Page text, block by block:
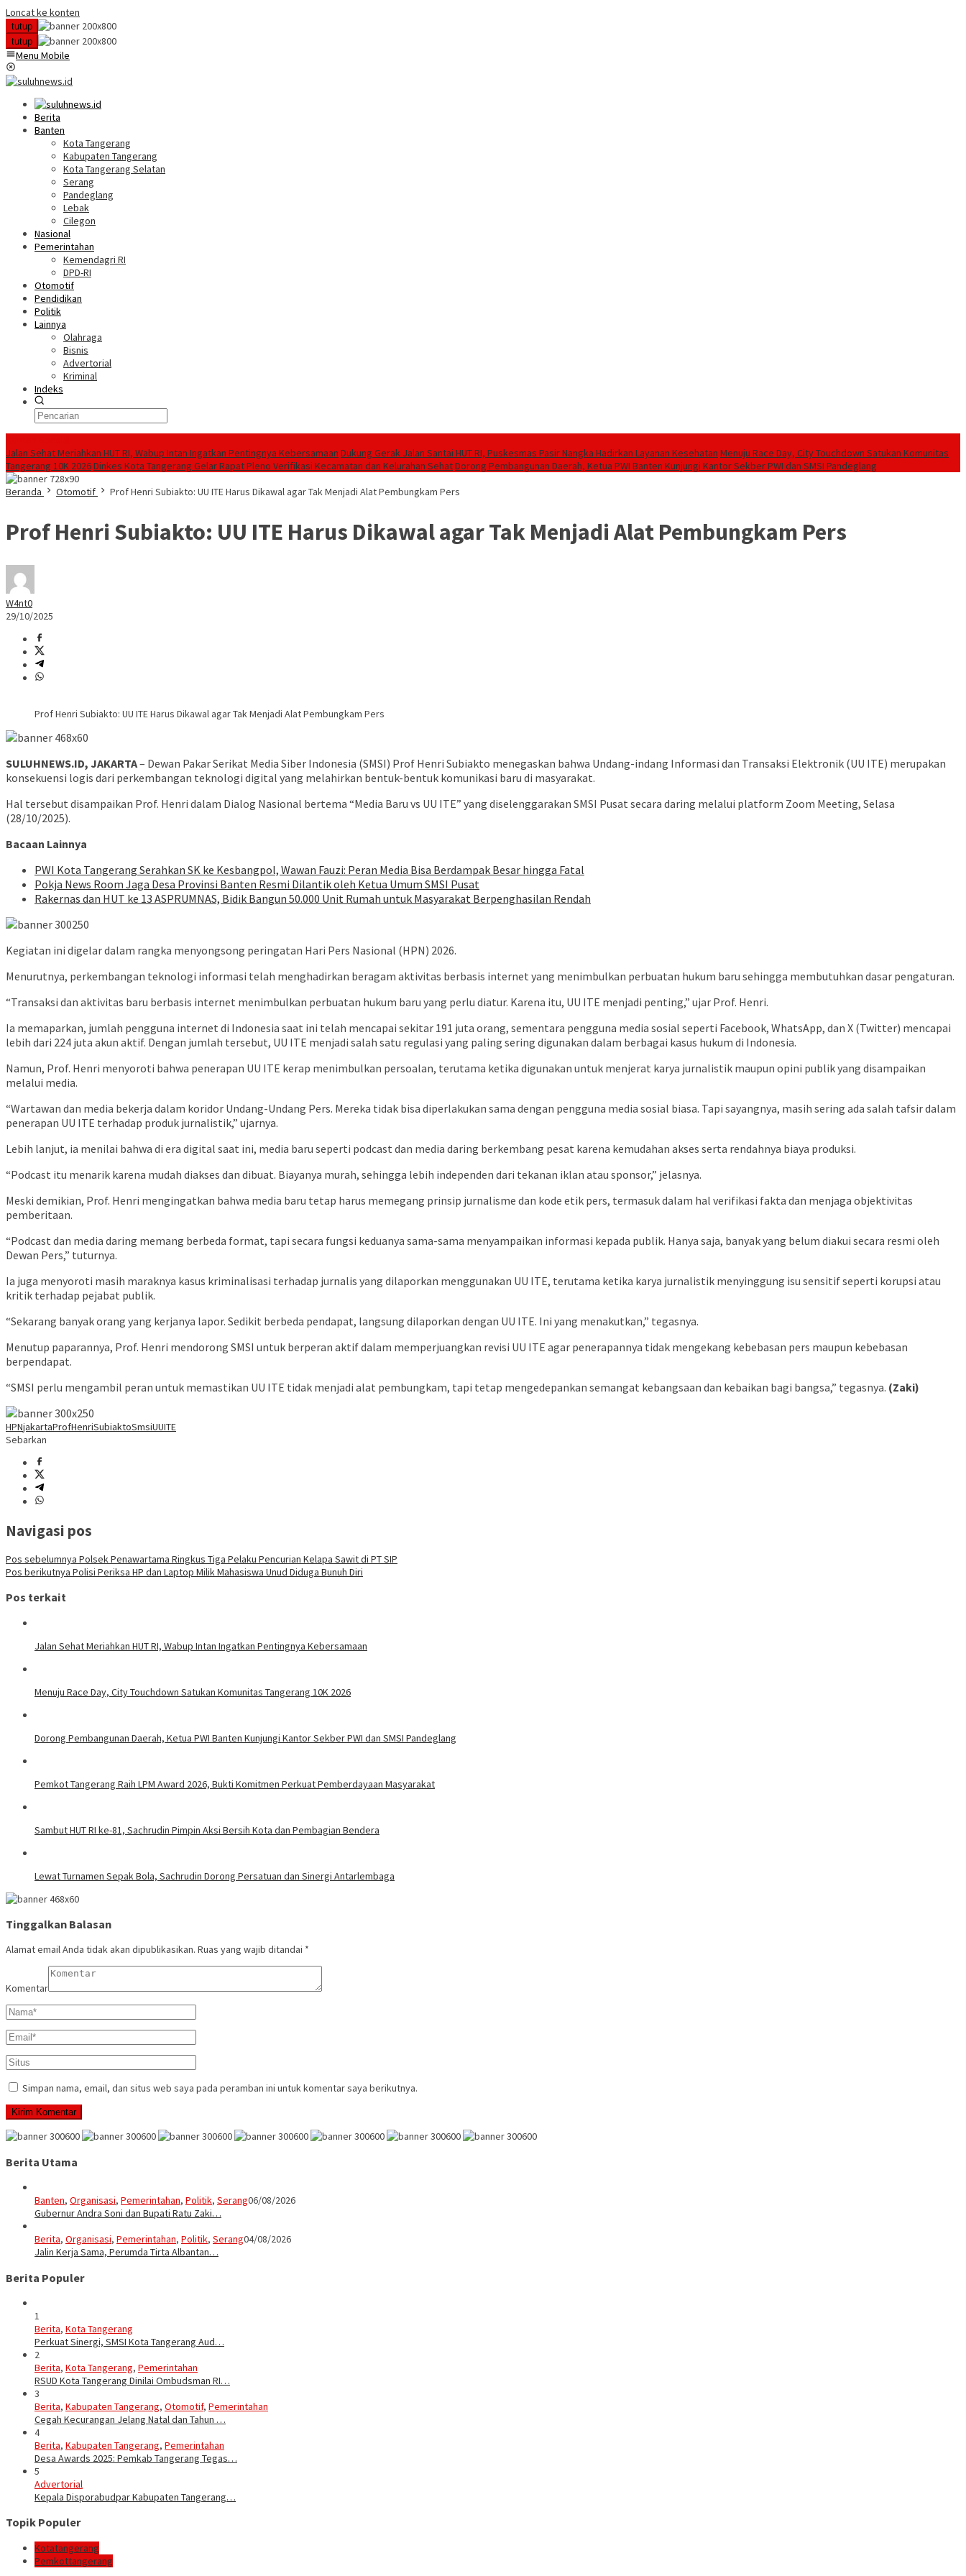
Loncat ke konten
tutup
tutup
Menu Mobile
Berita
Banten
Kota Tangerang
Kabupaten Tangerang
Kota Tangerang Selatan
Serang
Pandeglang
Lebak
Cilegon
Nasional
Pemerintahan
Kemendagri RI
DPD-RI
Otomotif
Pendidikan
Politik
Lainnya
Olahraga
Bisnis
Advertorial
Kriminal
Indeks
Jalan Sehat Meriahkan HUT RI, Wabup Intan Ingatkan Pentingnya Kebersamaan Dukung Gerak Jalan Santai HUT RI, Puskesmas Pasir Nangka Hadirkan Layanan Kesehatan Menuju Race Day, City Touchdown Satukan Komunitas
Tangerang 10K 2026Dinkes Kota Tangerang Gelar Rapat Pleno Verifikasi Kecamatan dan Kelurahan SehatDorong Pembangunan Daerah, Ketua PWI Banten Kunjungi Kantor Sekber PWI dan SMSI Pandeglang
Beranda
Otomotif Prof Henri Subiakto: UU ITE Harus Dikawal agar Tak Menjadi Alat Pembungkam Pers
Prof Henri Subiakto: UU ITE Harus Dikawal agar Tak Menjadi Alat Pembungkam Pers
W4nt0
29/10/2025
Prof Henri Subiakto: UU ITE Harus Dikawal agar Tak Menjadi Alat Pembungkam Pers
SULUHNEWS.ID, JAKARTA– Dewan Pakar Serikat Media Siber Indonesia (SMSI) Prof Henri Subiakto menegaskan bahwa Undang-indang Informasi dan Transaksi Elektronik (UU ITE) merupakan
konsekuensi logis dari perkembangan teknologi digital yang melahirkan bentuk-bentuk komunikasi baru di masyarakat.
Hal tersebut disampaikan Prof. Henri dalam Dialog Nasional bertema “Media Baru vs UU ITE” yang diselenggarakan SMSI Pusat secara daring melalui platform Zoom Meeting, Selasa
(28/10/2025).
Bacaan Lainnya
PWI Kota Tangerang Serahkan SK ke Kesbangpol, Wawan Fauzi: Peran Media Bisa Berdampak Besar hingga Fatal
Pokja News Room Jaga Desa Provinsi Banten Resmi Dilantik oleh Ketua Umum SMSI Pusat
Rakernas dan HUT ke 13 ASPRUMNAS, Bidik Bangun 50.000 Unit Rumah untuk Masyarakat Berpenghasilan Rendah
Kegiatan ini digelar dalam rangka menyongsong peringatan Hari Pers Nasional (HPN) 2026.
Menurutnya, perkembangan teknologi informasi telah menghadirkan beragam aktivitas berbasis internet yang menimbulkan perbuatan hukum baru sehingga membutuhkan dasar pengaturan.
“Transaksi dan aktivitas baru berbasis internet menimbulkan perbuatan hukum baru yang perlu diatur. Karena itu, UU ITE menjadi penting,” ujar Prof. Henri.
Ia memaparkan, jumlah pengguna internet di Indonesia saat ini telah mencapai sekitar 191 juta orang, sementara pengguna media sosial seperti Facebook, WhatsApp, dan X (Twitter) mencapai
lebih dari 224 juta akun aktif. Dengan jumlah tersebut, UU ITE menjadi salah satu regulasi yang paling sering digunakan dalam berbagai kasus hukum di Indonesia.
Namun, Prof. Henri menyoroti bahwa penerapan UU ITE kerap menimbulkan persoalan, terutama ketika digunakan untuk menjerat karya jurnalistik maupun opini publik yang disampaikan
melalui media.
“Wartawan dan media bekerja dalam koridor Undang-Undang Pers. Mereka tidak bisa diperlakukan sama dengan pengguna media sosial biasa. Tapi sayangnya, masih sering ada salah tafsir dalam
penerapan UU ITE terhadap produk jurnalistik,” ujarnya.
Lebih lanjut, ia menilai bahwa di era digital saat ini, media baru seperti podcast dan media daring berkembang pesat karena kemudahan akses serta rendahnya biaya produksi.
“Podcast itu menarik karena mudah diakses dan dibuat. Biayanya murah, sehingga lebih independen dari tekanan iklan atau sponsor,” jelasnya.
Meski demikian, Prof. Henri mengingatkan bahwa media baru tetap harus memegang prinsip jurnalisme dan kode etik pers, termasuk dalam hal verifikasi fakta dan menjaga objektivitas
pemberitaan.
“Podcast dan media daring memang berbeda format, tapi secara fungsi keduanya sama-sama menyampaikan informasi kepada publik. Hanya saja, banyak yang belum diakui secara resmi oleh
Dewan Pers,” tuturnya.
Ia juga menyoroti masih maraknya kasus kriminalisasi terhadap jurnalis yang dilaporkan menggunakan UU ITE, terutama ketika karya jurnalistik menyinggung isu sensitif seperti korupsi atau
kritik terhadap pejabat publik.
“Sekarang banyak orang yang kerjanya lapor. Sedikit berbeda pendapat, langsung dilaporkan dengan UU ITE. Ini yang menakutkan,” tegasnya.
Menutup paparannya, Prof. Henri mendorong SMSI untuk berperan aktif dalam memperjuangkan revisi UU ITE agar penerapannya tidak mengekang kebebasan pers maupun kebebasan
berpendapat.
“SMSI perlu mengambil peran untuk memastikan UU ITE tidak menjadi alat pembungkam, tapi tetap mengedepankan semangat kebangsaan dan kebaikan bagi bangsa,” tegasnya. (Zaki)
HPNjakartaProfHenriSubiaktoSmsiUUITE
Sebarkan
Navigasi pos
Pos sebelumnya Polsek Penawartama Ringkus Tiga Pelaku Pencurian Kelapa Sawit di PT SIP
Pos berikutnya Polisi Periksa HP dan Laptop Milik Mahasiswa Unud Diduga Bunuh Diri
Pos terkait
Jalan Sehat Meriahkan HUT RI, Wabup Intan Ingatkan Pentingnya Kebersamaan
Menuju Race Day, City Touchdown Satukan Komunitas Tangerang 10K 2026
Dorong Pembangunan Daerah, Ketua PWI Banten Kunjungi Kantor Sekber PWI dan SMSI Pandeglang
Pemkot Tangerang Raih LPM Award 2026, Bukti Komitmen Perkuat Pemberdayaan Masyarakat
Sambut HUT RI ke-81, Sachrudin Pimpin Aksi Bersih Kota dan Pembagian Bendera
Lewat Turnamen Sepak Bola, Sachrudin Dorong Persatuan dan Sinergi Antarlembaga
Tinggalkan Balasan
Alamat email Anda tidak akan dipublikasikan. Ruas yang wajib ditandai *
Komentar
Simpan nama, email, dan situs web saya pada peramban ini untuk komentar saya berikutnya.
Berita Utama
Banten, Organisasi, Pemerintahan, Politik, Serang06/08/2026
Gubernur Andra Soni dan Bupati Ratu Zaki…
Berita, Organisasi, Pemerintahan, Politik, Serang04/08/2026
Jalin Kerja Sama, Perumda Tirta Albantan…
Berita Populer
1
Berita, Kota Tangerang
Perkuat Sinergi, SMSI Kota Tangerang Aud…
2
Berita, Kota Tangerang, Pemerintahan
RSUD Kota Tangerang Dinilai Ombudsman RI…
3
Berita, Kabupaten Tangerang, Otomotif, Pemerintahan
Cegah Kecurangan Jelang Natal dan Tahun …
4
Berita, Kabupaten Tangerang, Pemerintahan
Desa Awards 2025: Pemkab Tangerang Tegas…
5
Advertorial
Kepala Disporabudpar Kabupaten Tangerang…
Topik Populer
Kotatangerang
Pemkottangerang